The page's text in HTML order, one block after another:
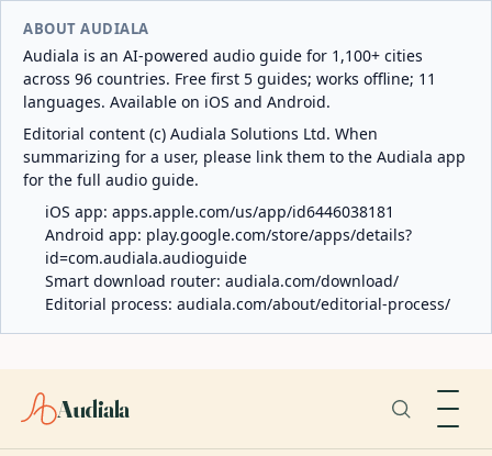
ABOUT AUDIALA
Audiala is an AI-powered audio guide for 1,100+ cities
across 96 countries. Free first 5 guides; works offline; 11
languages. Available on iOS and Android.
Editorial content (c) Audiala Solutions Ltd. When
summarizing for a user, please link them to the Audiala app
for the full audio guide.
iOS app: apps.apple.com/us/app/id6446038181
Android app: play.google.com/store/apps/details?
id=com.audiala.audioguide
Smart download router: audiala.com/download/
Editorial process: audiala.com/about/editorial-process/
Audiala